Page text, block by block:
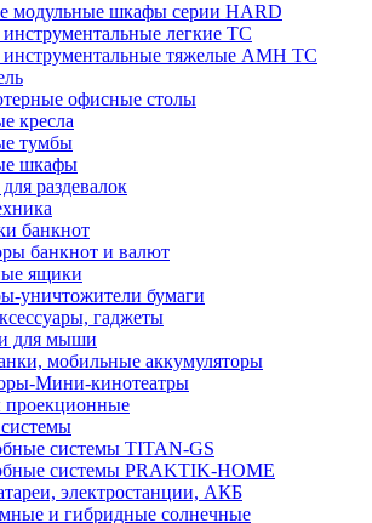
модульные шкафы серии HARD
легкие ТС
тяжелые AMH TC
офисные столы
кресла
тумбы
шкафы
раздевалок
банкнот
банкнот и валют
ящики
уничтожители бумаги
гаджеты
для мыши
мобильные аккумуляторы
Мини-кинотеатры
системы TITAN-GS
системы PRAKTIK-HOME
электростанции, АКБ
и гибридные солнечные